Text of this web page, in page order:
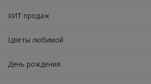
ХИТ продаж
Цветы любимой
День рождения